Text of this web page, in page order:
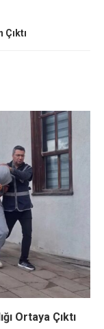
Ortaya Çıktı